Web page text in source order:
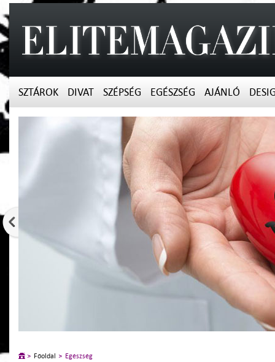
SZTÁROK DIVAT SZÉPSÉG EGÉSZSÉG AJÁNLÓ
Főoldal Egészség